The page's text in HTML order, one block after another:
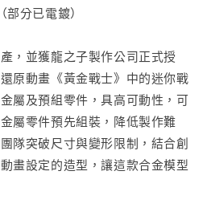
分已電鍍）
，並獲龍之子製作公司正式授
原動畫《黃金戰士》中的迷你戰
屬及預組零件，具高可動性，可
屬零件預先組裝，降低製作難
隊突破尺寸與變形限制，結合創
畫設定的造型，讓這款合金模型